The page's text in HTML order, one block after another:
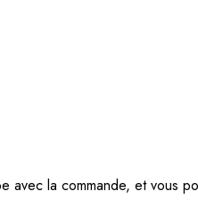
avec la commande, et vous